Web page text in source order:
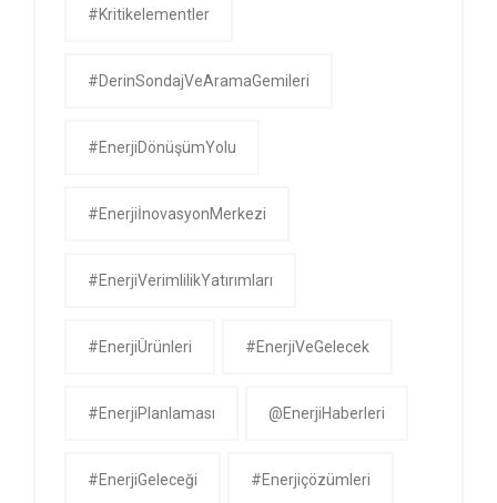
#kritikelementler
#DerinSondajVeAramaGemileri
#EnerjiDönüşümYolu
#EnerjiİnovasyonMerkezi
#EnerjiVerimlilikYatırımları
#EnerjiÜrünleri #EnerjiVeGelecek
#EnerjiPlanlaması @EnerjiHaberleri
#EnerjiGeleceği #enerjiçözümleri